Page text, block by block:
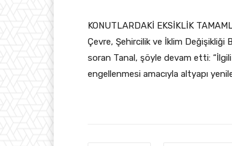
KONUTLARDAKİ EKSİKLİK
Çevre, Şehircilik ve İklim Değişikliği
soran Tanal, şöyle devam etti: “İlgili
engellenmesi amacıyla altyapı